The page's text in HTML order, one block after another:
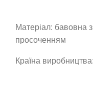
Матеріал: бавовна
просоченням
Країна